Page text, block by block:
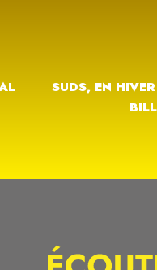
SUDS, EN HIVER